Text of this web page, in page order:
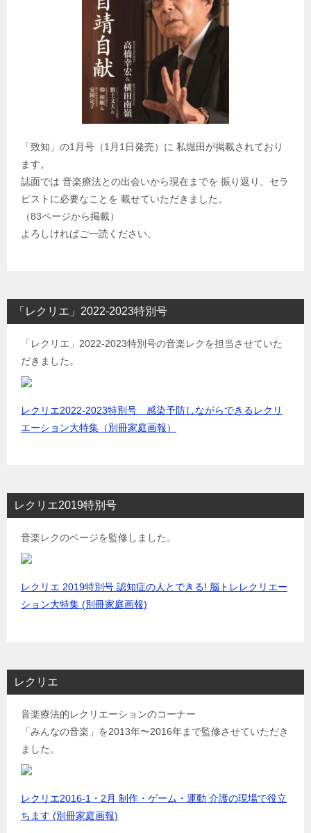
「致知」の1月号（1月1日発売）に 私堀田が掲載されており
ます。
誌面では 音楽療法との出会いから現在までを 振り返り、セラ
ピストに必要なことを 載せていただきました。
（83ページから掲載）
よろしければご一読ください。
「レクリエ」2022-2023特別号
「レクリエ」2022-2023特別号の音楽レクを担当させていた
だきました。
レクリエ2022-2023特別号 感染予防しながらできるレクリ
エーション大特集（別冊家庭画報）
レクリエ2019特別号
音楽レクのページを監修しました。
レクリエ 2019特別号 認知症の人とできる! 脳トレレクリエー
ション大特集 (別冊家庭画報)
レクリエ
音楽療法的レクリエーションのコーナー
「みんなの音楽」を2013年〜2016年まで監修させていただき
ました。
レクリエ2016-1・2月 制作・ゲーム・運動 介護の現場で役立
ちます (別冊家庭画報)